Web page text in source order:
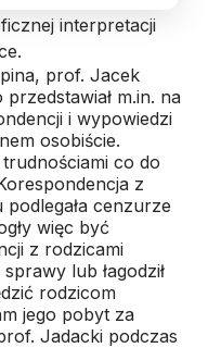
interpretacji
prof. Jacek
m.in. na
i wypowiedzi
osobiście.
co do
z
cenzurze
więc być
z rodzicami
lub łagodził
rodzicom
jego pobyt za
Jadacki podczas